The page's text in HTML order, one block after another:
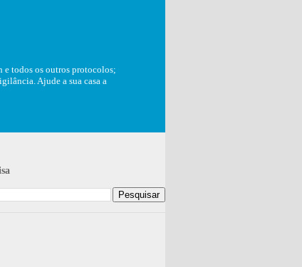
e todos os outros protocolos;
Ajude a sua casa a